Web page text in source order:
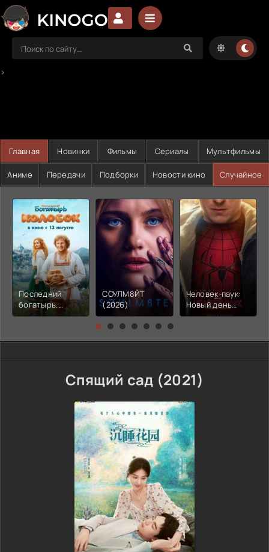
>
Главная Новинки Фильмы Сериалы Мультфильмы
Аниме Передачи Подборки Новости кино Случайное
Последний
богатырь.
Колобок (2026)
СОУЛМ8ЙТ
(2026)
Человек-паук:
Новый день
(2026)
Спящий сад (2021)